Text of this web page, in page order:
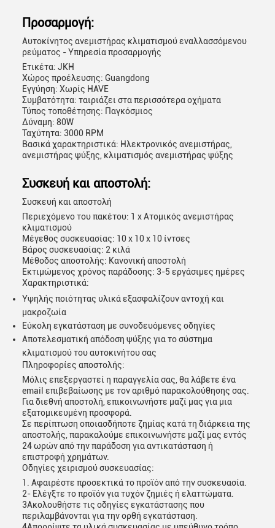
Προσαρμογή:
Αυτοκίνητος ανεμιστήρας κλιματισμού εναλλασσόμενου
ρεύματος - Υπηρεσία προσαρμογής
Ετικέτα: JKH
Χώρος προέλευσης: Guangdong
Εγγύηση: Χωρίς HAVE
Συμβατότητα: ταιριάζει στα περισσότερα οχήματα
Τύπος τοποθέτησης: Παγκόσμιος
Δύναμη: 80W
Ταχύτητα: 3000 RPM
Βασικά χαρακτηριστικά: Ηλεκτρονικός ανεμιστήρας,
ανεμιστήρας ψύξης, κλιματισμός ανεμιστήρας ψύξης
Συσκευή και αποστολή:
Συσκευή και αποστολή
Περιεχόμενο του πακέτου: 1 x Ατομικός ανεμιστήρας
κλιματισμού
Μέγεθος συσκευασίας: 10 x 10 x 10 ίντσες
Βάρος συσκευασίας: 2 κιλά
Μέθοδος αποστολής: Κανονική αποστολή
Εκτιμώμενος χρόνος παράδοσης: 3-5 εργάσιμες ημέρες
Χαρακτηριστικά:
Υψηλής ποιότητας υλικά εξασφαλίζουν αντοχή και
μακροζωία
Εύκολη εγκατάσταση με συνοδευόμενες οδηγίες
Αποτελεσματική απόδοση ψύξης για το σύστημα
κλιματισμού του αυτοκινήτου σας
Πληροφορίες αποστολής:
Μόλις επεξεργαστεί η παραγγελία σας, θα λάβετε ένα
email επιβεβαίωσης με τον αριθμό παρακολούθησης σας.
Για διεθνή αποστολή, επικοινωνήστε μαζί μας για μια
εξατομικευμένη προσφορά.
Σε περίπτωση οποιασδήποτε ζημίας κατά τη διάρκεια της
αποστολής, παρακαλούμε επικοινωνήστε μαζί μας εντός
24 ωρών από την παράδοση για αντικατάσταση ή
επιστροφή χρημάτων.
Οδηγίες χειρισμού συσκευασίας:
1. Αφαιρέστε προσεκτικά το προϊόν από την συσκευασία.
2- Ελέγξτε το προϊόν για τυχόν ζημιές ή ελαττώματα.
3Ακολουθήστε τις οδηγίες εγκατάστασης που
περιλαμβάνονται για την ορθή εγκατάσταση.